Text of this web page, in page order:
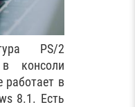
PS/2
консоли
работает в
8.1. Есть